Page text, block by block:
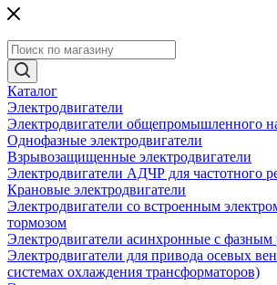
Каталог
Электродвигатели
Электродвигатели общепромышленного
Однофазные электродвигатели
Взрывозащищенные электродвигатели
Электродвигатели АДЧР для частотного
Крановые электродвигатели
Электродвигатели со встроенным
тормозом
Электродвигатели асинхронные с фазным
Электродвигатели для привода осевых
системах охлаждения трансформаторов)